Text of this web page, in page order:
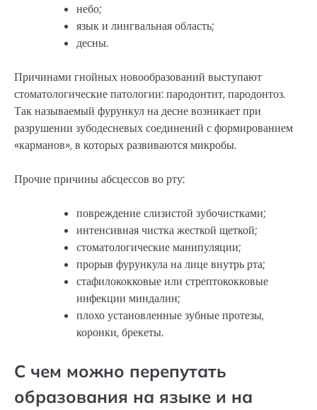
небо;
язык и лингвальная область;
десны.
Причинами гнойных новообразований выступают
стоматологические патологии: пародонтит, пародонтоз.
Так называемый фурункул на десне возникает при
разрушении зубодесневых соединений с формированием
«карманов», в которых развиваются микробы.
Прочие причины абсцессов во рту:
повреждение слизистой зубочистками;
интенсивная чистка жесткой щеткой;
стоматологические манипуляции;
прорыв фурункула на лице внутрь рта;
стафилококковые или стрептококковые
инфекции миндалин;
плохо установленные зубные протезы,
коронки, брекеты.
С чем можно перепутать
образования на языке и на